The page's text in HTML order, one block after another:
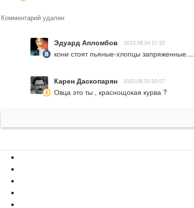
Комментарий удален
Эдуард Апломбов 2023.08.04 01:32
кони стоят пьяные-хлопцы запряженные....
Карен Даскопарян 2023.08.03 20:57
Овца это ты , краснощокая курва ?